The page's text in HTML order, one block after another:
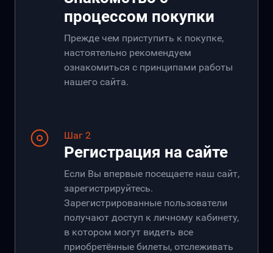
процессом покупки
Прежде чем приступить к покупке,
настоятельно рекомендуем
ознакомиться с принципами работы
нашего сайта.
Шаг 2
Регистрация на сайте
Если Вы впервые посещаете наш сайт,
зарегистрируйтесь.
Зарегистрированные пользователи
получают доступ к личному кабинету,
в котором могут видеть все
приобретённые билеты, отслеживать